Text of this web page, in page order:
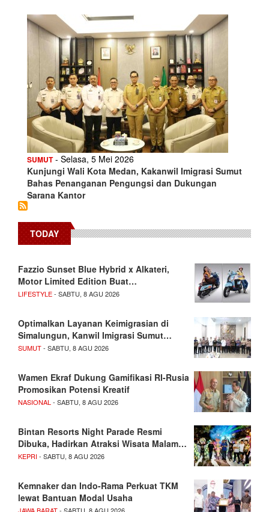
SUMUT- Selasa, 5 Mei 2026
Kunjungi Wali Kota Medan, Kakanwil Imigrasi Sumut
Bahas Penanganan Pengungsi dan Dukungan
Sarana Kantor
TODAY
Fazzio Sunset Blue Hybrid x Alkateri,
Motor Limited Edition Buat…
LIFESTYLE- SABTU, 8 AGU 2026
Optimalkan Layanan Keimigrasian di
Simalungun, Kanwil Imigrasi Sumut…
SUMUT- SABTU, 8 AGU 2026
Wamen Ekraf Dukung Gamifikasi RI-Rusia
Promosikan Potensi Kreatif
NASIONAL - SABTU, 8 AGU 2026
Bintan Resorts Night Parade Resmi
Dibuka, Hadirkan Atraksi Wisata Malam…
KEPRI- SABTU, 8 AGU 2026
Kemnaker dan Indo-Rama Perkuat TKM
lewat Bantuan Modal Usaha
JAWA BARAT- SABTU, 8 AGU 2026